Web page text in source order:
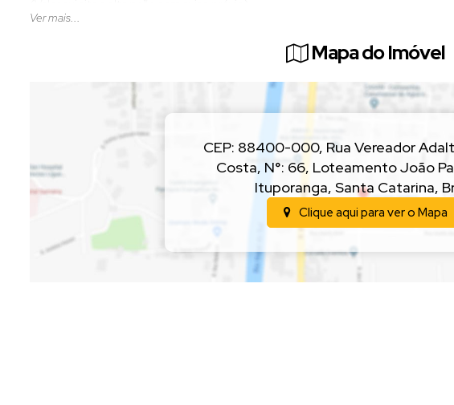
📲 Entre em contato para mais informações e agende uma visita!
Ver mais...
Mapa do Imóvel
CEP: 88400-000, Rua Vereador
Costa, N°: 66, Loteamento João
Ituporanga, Santa Catarina,
Clique aqui para ver o Mapa